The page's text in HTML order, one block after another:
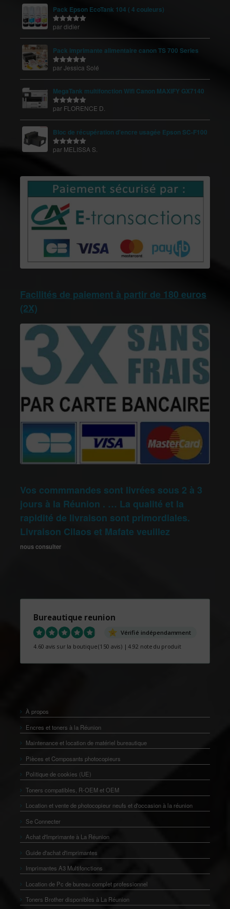
Pack Epson EcoTank 104 ( 4 couleurs)
Note 5sur
par didier
Pack imprimante alimentaire canon TS 700 Series
Note5sur
par Jessica Solé
MegaTank multifonction Wifi Canon MAXIFY GX7140
Note
sur
par FLORENCE D.
Bloc de récupération d'encre usagée Epson SC-F100
Note 5sur
par MELISSA S.
Facilités de paiement à partir de 180 euros
(2X)
Vos commmandes sont livrées sous 2 à 3
jours à la Réunion . … La qualité et la
rapidité de livraison sont primordiales.
Livraison Cilaos et Mafate veuillez
nous consulter
Bureautique reunion
Vérifié indépendamment
4.60 avis sur la boutique(150 avis) |4.92 note du produit
À propos
Encres et toners à la Réunion
Maintenance et location de matériel bureautique
Pièces et Composants photocopieurs
Politique de cookies (UE)
Toners compatibles, R-OEM et OEM
Location et vente de photocopieur neufs et d'occasion à la réunion
Se Connecter
Achat d'Imprimante à La Réunion
Guide d'achat d'imprimantes
Imprimantes A3 Multifonctions
Location de Pc de bureau complet professionnel
Toners Brother disponibles à La Réunion